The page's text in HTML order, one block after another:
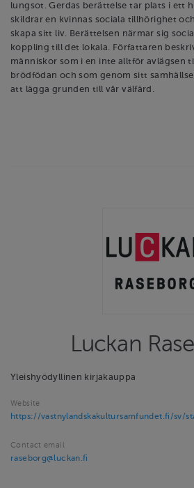
lungsot. Gerdas berättelse tar plats i ett
skildrar en kvinnas sociala tillhörighet
skapa sitt liv. Berättelsen närmar sig
koppling till det lokala. Författaren
människor som i en inte alltför avlägsen
brödfödan och som genom sitt
att lägga grunden till vår välfärd.
Luckan
Yleishyödyllinen kirjakauppa
Website
https://vastnylandskakultursamfundet.fi/sv/
Contact email
raseborg@luckan.fi